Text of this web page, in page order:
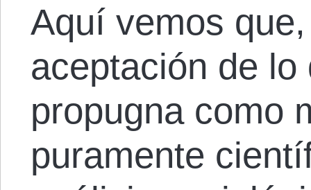
Aquí vemos
aceptación de
propugna como
puramente